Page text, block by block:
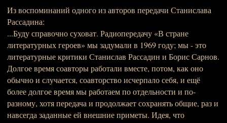
Из воспоминаний одного из авторов передачи Станислава
Рассадина:
...Буду справочно суховат. Радиопередачу «В стране
литературных героев» мы задумали в 1969 году; мы - это
литературные критики Станислав Рассадин и Борис Сарнов.
Долгое время соавторы работали вместе, потом, как оно
обычно и случается, соавторство исчерпало себя, и ещё
более долгое время мы работаем по отдельности и по-
разному, хотя передача и продолжает сохранять общие, раз и
навсегда заданные ей внешние приметы. Идея, что